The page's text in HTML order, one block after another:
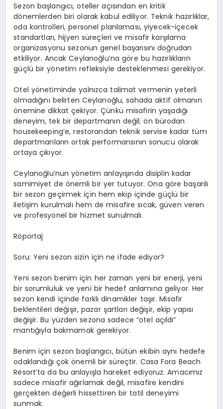
Sezon başlangıcı, oteller açısından en kritik
dönemlerden biri olarak kabul ediliyor. Teknik hazırlıklar,
oda kontrolleri, personel planlaması, yiyecek-içecek
standartları, hijyen süreçleri ve misafir karşılama
organizasyonu sezonun genel başarısını doğrudan
etkiliyor. Ancak Ceylanoğlu’na göre bu hazırlıkların
güçlü bir yönetim refleksiyle desteklenmesi gerekiyor.
Otel yönetiminde yalnızca talimat vermenin yeterli
olmadığını belirten Ceylanoğlu, sahada aktif olmanın
önemine dikkat çekiyor. Çünkü misafirin yaşadığı
deneyim, tek bir departmanın değil; ön bürodan
housekeeping’e, restorandan teknik servise kadar tüm
departmanların ortak performansının sonucu olarak
ortaya çıkıyor.
Ceylanoğlu’nun yönetim anlayışında disiplin kadar
samimiyet de önemli bir yer tutuyor. Ona göre başarılı
bir sezon geçirmek için hem ekip içinde güçlü bir
iletişim kurulmalı hem de misafire sıcak, güven veren
ve profesyonel bir hizmet sunulmalı.
Röportaj
Soru: Yeni sezon sizin için ne ifade ediyor?
Yeni sezon benim için her zaman yeni bir enerji, yeni
bir sorumluluk ve yeni bir hedef anlamına geliyor. Her
sezon kendi içinde farklı dinamikler taşır. Misafir
beklentileri değişir, pazar şartları değişir, ekip yapısı
değişir. Bu yüzden sezona sadece “otel açıldı”
mantığıyla bakmamak gerekiyor.
Benim için sezon başlangıcı, bütün ekibin aynı hedefe
odaklandığı çok önemli bir süreçtir. Casa Fora Beach
Resort’ta da bu anlayışla hareket ediyoruz. Amacımız
sadece misafir ağırlamak değil, misafire kendini
gerçekten değerli hissettiren bir tatil deneyimi
sunmak.